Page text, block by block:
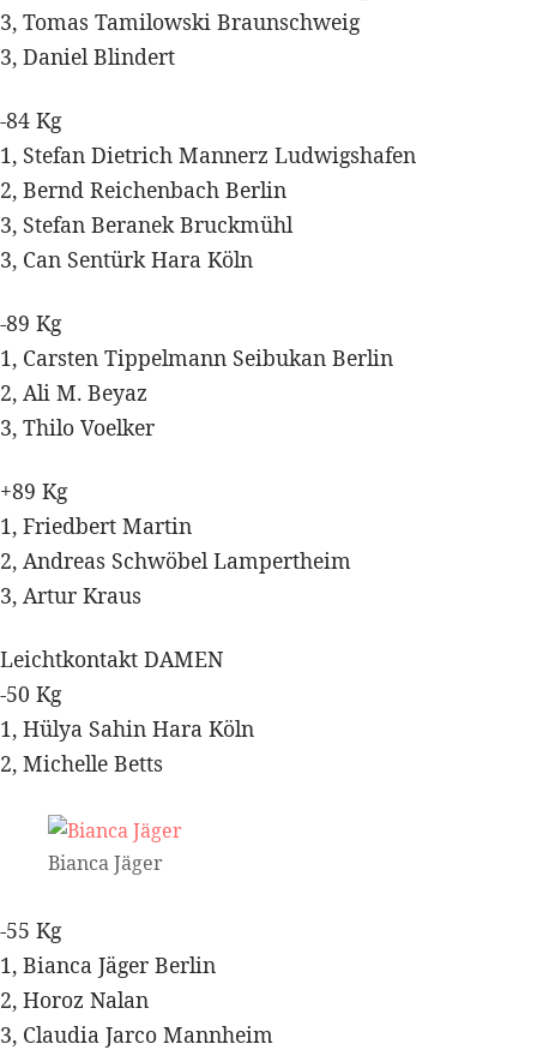
3, Tomas Tamilowski Braunschweig
3, Daniel Blindert
-84 Kg
1, Stefan Dietrich Mannerz Ludwigshafen
2, Bernd Reichenbach Berlin
3, Stefan Beranek Bruckmühl
3, Can Sentürk Hara Köln
-89 Kg
1, Carsten Tippelmann Seibukan Berlin
2, Ali M. Beyaz
3, Thilo Voelker
+89 Kg
1, Friedbert Martin
2, Andreas Schwöbel Lampertheim
3, Artur Kraus
Leichtkontakt DAMEN
-50 Kg
1, Hülya Sahin Hara Köln
2, Michelle Betts
Bianca Jäger
-55 Kg
1, Bianca Jäger Berlin
2, Horoz Nalan
3, Claudia Jarco Mannheim